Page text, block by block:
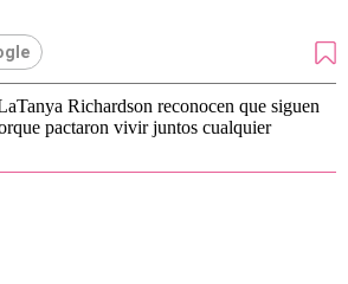
Richardson reconocen que siguen
pactaron vivir juntos cualquier